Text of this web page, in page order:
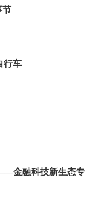
节
行车
金融科技新生态专